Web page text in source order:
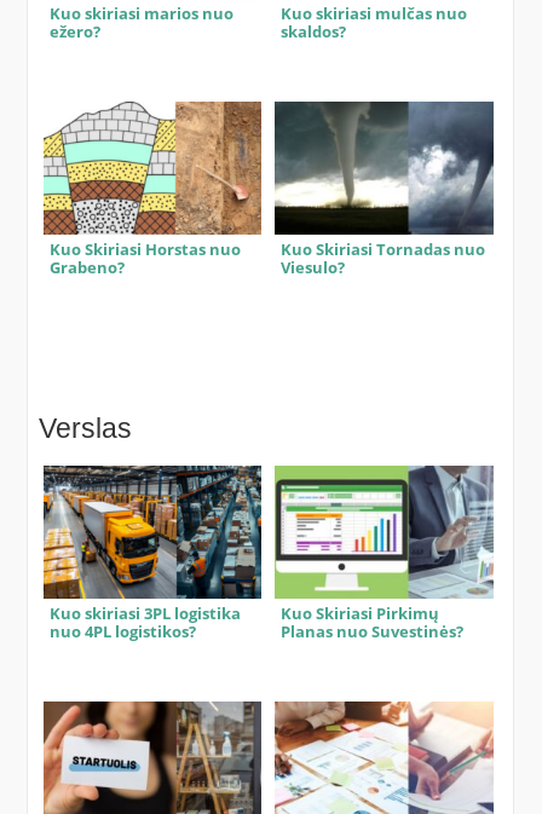
Kuo skiriasi marios nuo
ežero?
Kuo skiriasi mulčas nuo
skaldos?
Kuo Skiriasi Horstas nuo
Grabeno?
Kuo Skiriasi Tornadas nuo
Viesulo?
Verslas
Kuo skiriasi 3PL logistika
nuo 4PL logistikos?
Kuo Skiriasi Pirkimų
Planas nuo Suvestinės?